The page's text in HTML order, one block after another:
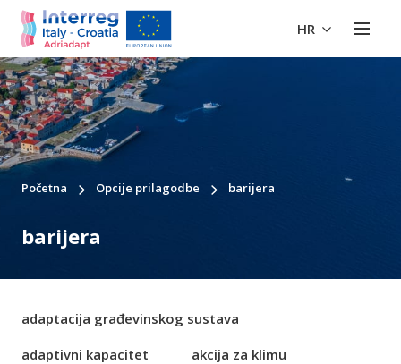
HR
Početna Opcije prilagodbe barijera
barijera
adaptacija građevinskog sustava
adaptivni kapacitet
akcija za klimu